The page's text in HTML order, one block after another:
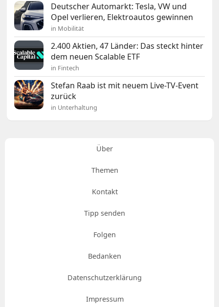
Deutscher Automarkt: Tesla, VW und
Opel verlieren, Elektroautos gewinnen
in Mobilität
2.400 Aktien, 47 Länder: Das steckt hinter
dem neuen Scalable ETF
in Fintech
Stefan Raab ist mit neuem Live-TV-Event
zurück
in Unterhaltung
Über
Themen
Kontakt
Tipp senden
Folgen
Bedanken
Datenschutzerklärung
Impressum